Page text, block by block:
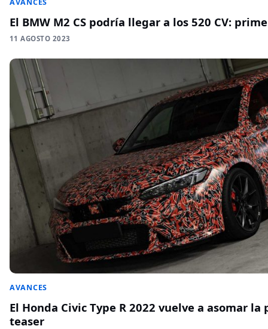
AVANCES
El BMW M2 CS podría llegar a los 520 CV:
11 AGOSTO 2023
AVANCES
El Honda Civic Type R 2022 vuelve a asomar
teaser